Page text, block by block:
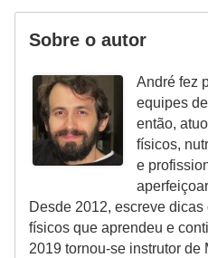
Sobre o autor
André fez
equipes
então,
físicos,
e
Desde 2012, escreve
físicos que aprendeu e
2019 tornou-se instrutor de